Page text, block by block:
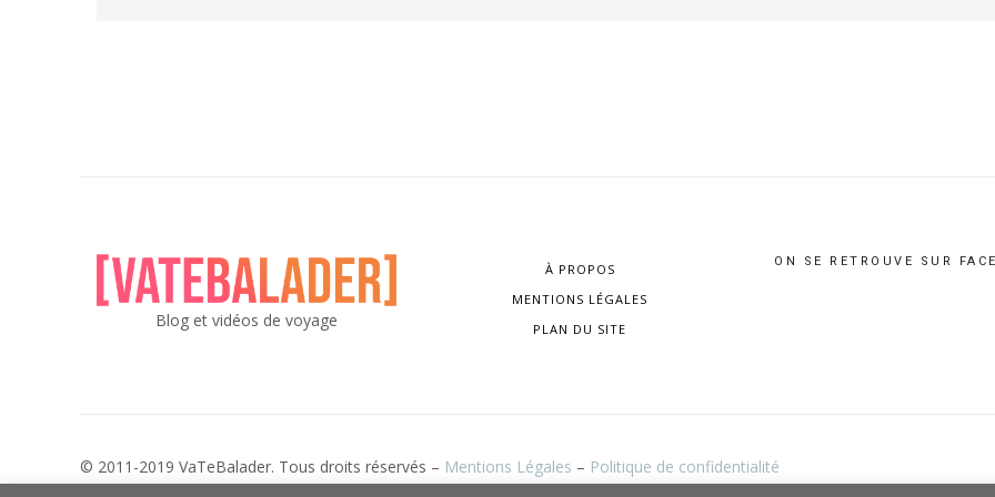
Blog et vidéos de voyage
À PROPOS
MENTIONS LÉGALES
PLAN DU SITE
ON SE RETROUVE SUR
© 2011-2019 VaTeBalader. Tous droits réservés – Mentions Légales – Politique de confidentialité